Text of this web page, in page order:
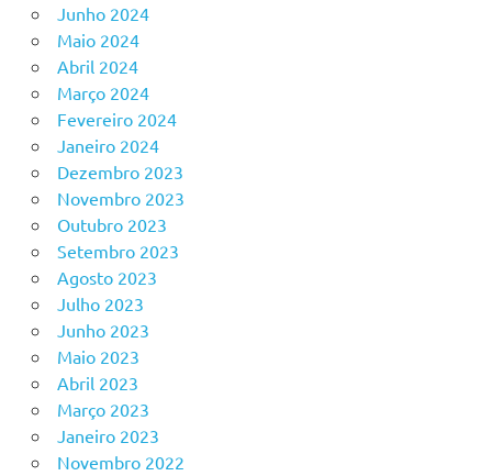
Junho 2024
Maio 2024
Abril 2024
Março 2024
Fevereiro 2024
Janeiro 2024
Dezembro 2023
Novembro 2023
Outubro 2023
Setembro 2023
Agosto 2023
Julho 2023
Junho 2023
Maio 2023
Abril 2023
Março 2023
Janeiro 2023
Novembro 2022